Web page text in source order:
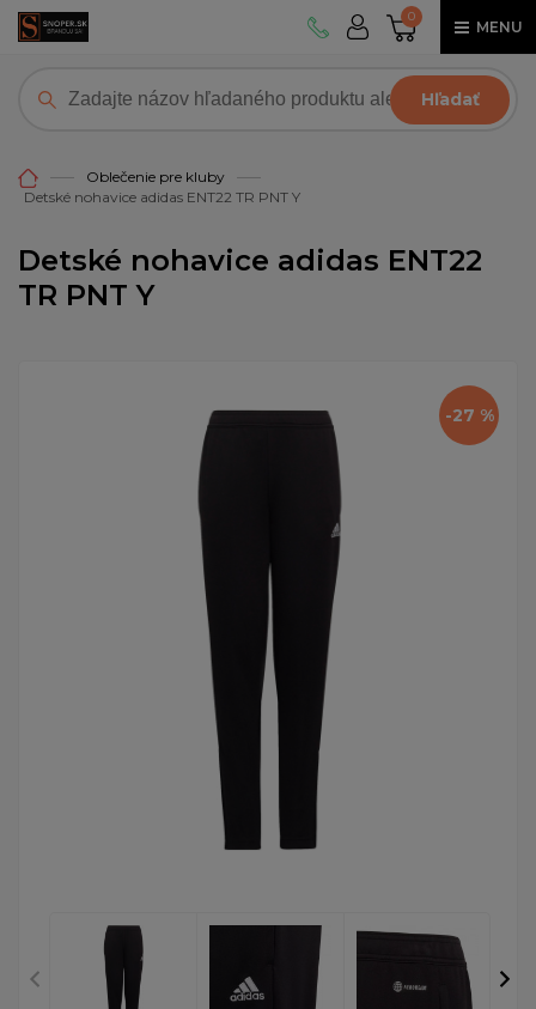
0
MENU
Hľadať
Oblečenie pre kluby
Detské nohavice adidas ENT22 TR PNT Y
Detské nohavice adidas ENT22
TR PNT Y
-27 %